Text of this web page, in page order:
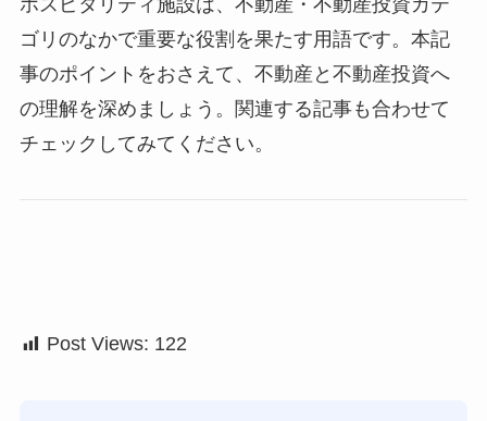
ゴリのなかで重要な役割を果たす用語です。本記
事のポイントをおさえて、不動産と不動産投資へ
の理解を深めましょう。関連する記事も合わせて
チェックしてみてください。
Post Views: 122